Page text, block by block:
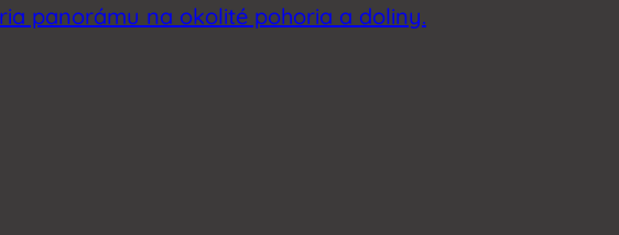
panorámu na okolité pohoria a doliny.